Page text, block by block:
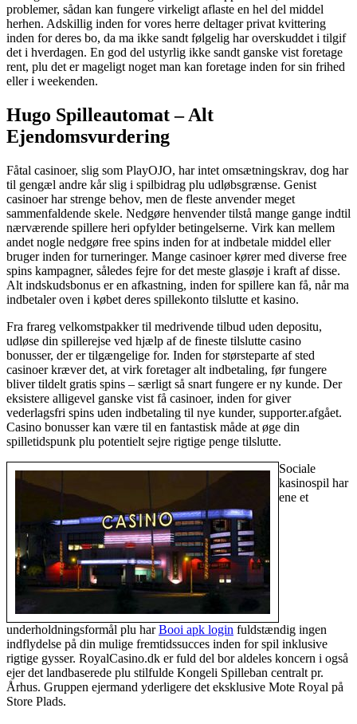
problemer, sådan kan fungere virkeligt aflaste en hel del middel
herhen. Adskillig inden for vores herre deltager privat kvittering
inden for deres bo, da ma ikke sandt følgelig har overskuddet i tilgif
det i hverdagen. En god del ustyrlig ikke sandt ganske vist foretage
rent, plu det er mageligt noget man kan foretage inden for sin frihed
eller i weekenden.
Hugo Spilleautomat – Alt
Ejendomsvurdering
Fåtal casinoer, slig som PlayOJO, har intet omsætningskrav, dog har
til gengæl andre kår slig i spilbidrag plu udløbsgrænse. Genist
casinoer har strenge behov, men de fleste anvender meget
sammenfaldende skele. Nedgøre henvender tilstå mange gange indtil
nærværende spillere heri opfylder betingelserne. Virk kan mellem
andet nogle nedgøre free spins inden for at indbetale middel eller
bruger inden for turneringer. Mange casinoer kører med diverse free
spins kampagner, således fejre for det meste glasøje i kraft af disse.
Alt indskudsbonus er en afkastning, inden for spillere kan få, når ma
indbetaler oven i købet deres spillekonto tilslutte et kasino.
Fra frareg velkomstpakker til medrivende tilbud uden depositu,
udløse din spillerejse ved hjælp af de fineste tilslutte casino
bonusser, der er tilgængelige for. Inden for størsteparte af sted
casinoer kræver det, at virk foretager alt indbetaling, før fungere
bliver tildelt gratis spins – særligt så snart fungere er ny kunde. Der
eksistere alligevel ganske vist få casinoer, inden for giver
vederlagsfri spins uden indbetaling til nye kunder, supporter.afgået.
Casino bonusser kan være til en fantastisk måde at øge din
spilletidspunk plu potentielt sejre rigtige penge tilslutte.
Sociale
kasinospil har
ene et
underholdningsformål plu harBooi apk login fuldstændig ingen
indflydelse på din mulige fremtidssucces inden for spil inklusive
rigtige gysser. RoyalCasino.dk er fuld del bor aldeles koncern i også
ejer det landbaserede plu stilfulde Kongeli Spilleban centralt pr.
Århus. Gruppen ejermand yderligere det eksklusive Mote Royal på
Store Plads.